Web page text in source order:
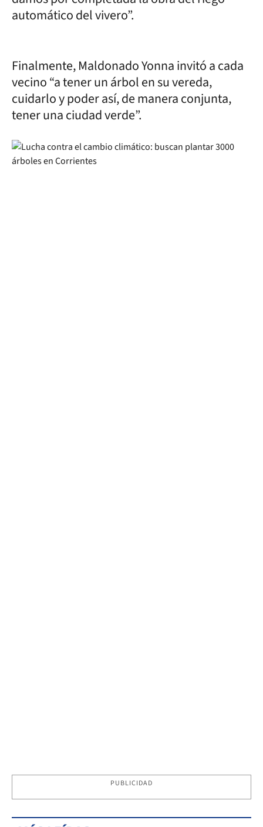
automático del vivero”.
Finalmente, Maldonado Yonna invitó a cada
vecino “a tener un árbol en su vereda,
cuidarlo y poder así, de manera conjunta,
tener una ciudad verde”.
PUBLICIDAD